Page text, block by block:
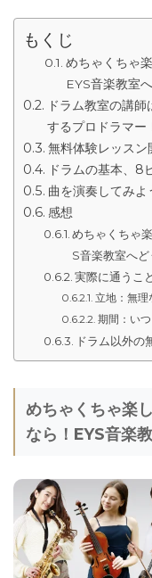
もくじ
めちゃくちゃ
EYS音楽教室
ドラム教室の講
するプロドラマー
無料体験レッスン
ドラムの基本、8
曲を演奏してみよ
感想
めちゃくちゃ
S音楽教室へど
実際に通うこ
立地：無理
期間：い
ドラム以外の
めちゃくちゃ楽
なら！EYS音楽